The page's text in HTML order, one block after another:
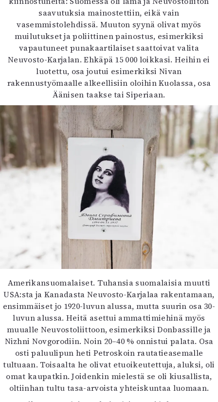
saavutuksia mainostettiin, eikä vain
vasemmistolehdissä. Muuton syynä olivat myös
muilutukset ja poliittinen painostus, esimerkiksi
vapautuneet punakaartilaiset saattoivat valita
Neuvosto-Karjalan. Ehkäpä 15 000 loikkasi. Heihin ei
luotettu, osa joutui esimerkiksi Nivan
rakennustyömaalle alkeellisiin oloihin Kuolassa, osa
Äänisen taakse tai Siperiaan.
Amerikansuomalaiset. Tuhansia suomalaisia muutti
USA:sta ja Kanadasta Neuvosto-Karjalaa rakentamaan,
ensimmäiset jo 1920-luvun alussa, mutta suurin osa 30-
luvun alussa. Heitä asettui ammattimiehinä myös
muualle Neuvostoliittoon, esimerkiksi Donbassille ja
Nizhni Novgorodiin. Noin 20–40 % onnistui palata. Osa
osti paluulipun heti Petroskoin rautatieasemalle
tultuaan. Toisaalta he olivat etuoikeutettuja, aluksi, oli
omat kaupatkin. Joidenkin mielestä se oli kiusallista,
oltiinhan tultu tasa-arvoista yhteiskuntaa luomaan.